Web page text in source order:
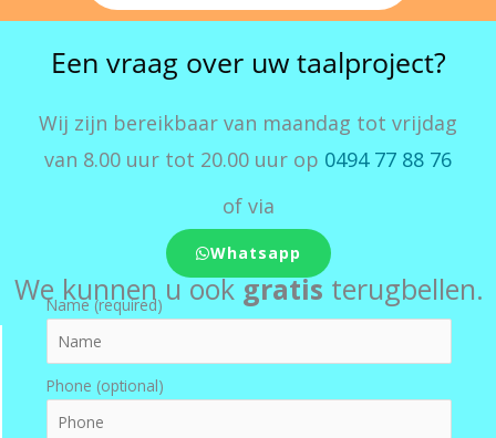
Een vraag over uw taalproject?
Wij zijn bereikbaar van maandag tot vrijdag
van 8.00 uur tot 20.00 uur op 0494 77 88 76
of via
Whatsapp
We kunnen u ookgratis terugbellen.
Name (required)
Phone (optional)